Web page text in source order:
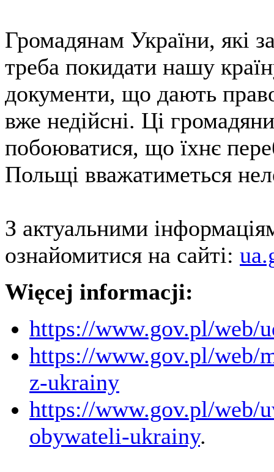
Громадянам України, які
треба покидати нашу
документи, що дають
вже недійсні. Ці
побоюватися, що їхнє
Польщі вважатиметься
З актуальними
ознайомитися на сайті:
Więcej informacji:
https://www.gov.pl/web/
https://www.gov.pl/web/
z-ukrainy
https://www.gov.pl/web/
obywateli-ukrainy.